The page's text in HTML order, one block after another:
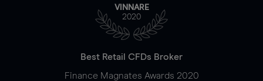
VINNARE
2020
Best Retail CFDs Broker
Finance Magnates Awards 2020